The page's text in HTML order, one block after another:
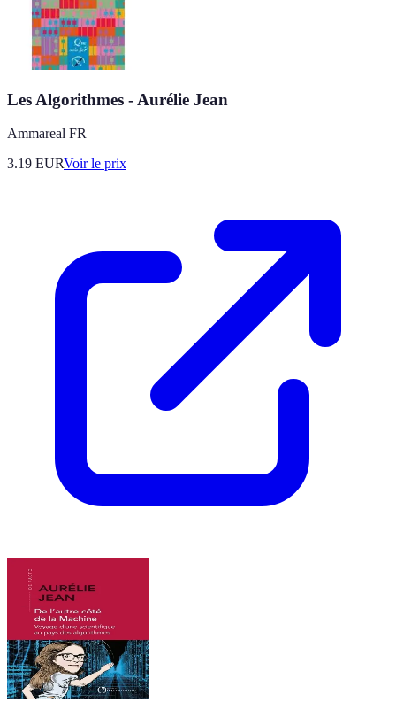
Les Algorithmes - Aurélie Jean
Ammareal FR
3.19 EURVoir le prix